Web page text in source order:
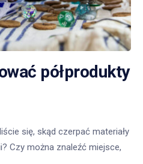
półprodukty
się, skąd czerpać materiały
Czy można znaleźć miejsce,